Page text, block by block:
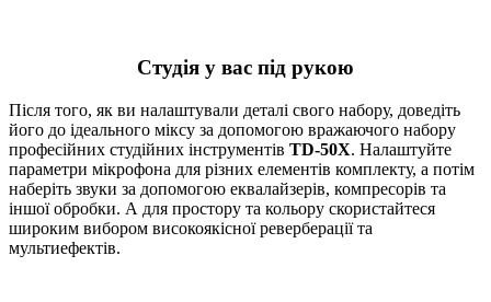
Студія у вас під рукою
Після того, як ви налаштували деталі свого набору, доведіть
його до ідеального міксу за допомогою вражаючого набору
професійних студійних інструментів TD-50X. Налаштуйте
параметри мікрофона для різних елементів комплекту, а потім
наберіть звуки за допомогою еквалайзерів, компресорів та
іншої обробки. А для простору та кольору скористайтеся
широким вибором високоякісної реверберації та
мультиефектів.